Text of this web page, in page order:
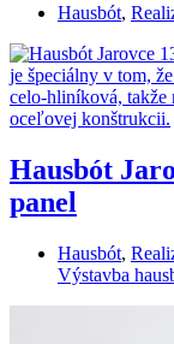
Hausbót,
Hausbót
panel
Hausbót,
Výstavba